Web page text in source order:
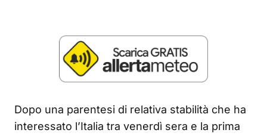
Dopo una parentesi di relativa stabilità che ha
interessato l’Italia tra venerdì sera e la prima